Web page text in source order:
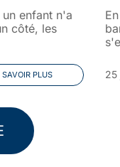
enfant n'a
côté, les
SAVOIR PLUS 25